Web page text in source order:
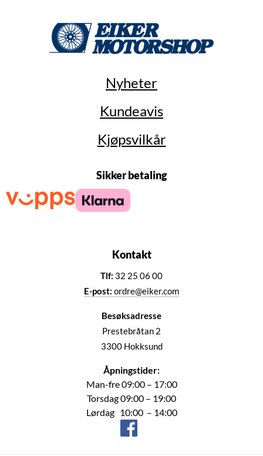
Nyheter
Kundeavis
Kjøpsvilkår
Sikker betaling
Kontakt
Tlf: 32 25 06 00
E-post: ordre@eiker.com
Besøksadresse
Prestebråtan 2
3300 Hokksund
Åpningstider:
Man-fre 09:00 – 17:00
Torsdag 09:00 – 19:00
Lørdag 10:00 – 14:00